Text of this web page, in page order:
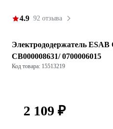
4.9 92 отзыва
Электрододержатель
СВ000008631/ 0700006015
Код товара: 15513219
2 109 ₽